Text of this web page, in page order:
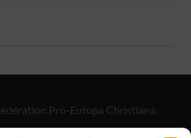
Pro-Europa Christiana.